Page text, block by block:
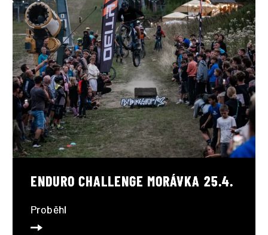
ENDURO CHALLENGE MORÁVKA 25.4.
Proběhl